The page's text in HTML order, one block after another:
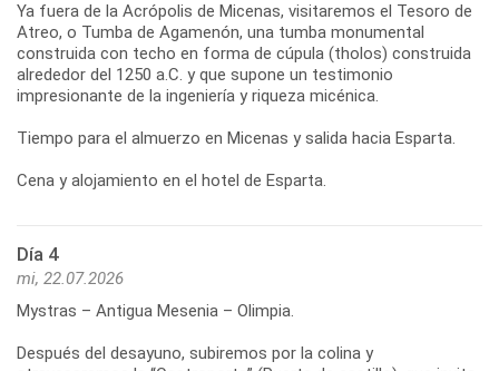
Ya fuera de la Acrópolis de Micenas, visitaremos el Tesoro de
Atreo, o Tumba de Agamenón, una tumba monumental
construida con techo en forma de cúpula (tholos) construida
alrededor del 1250 a.C. y que supone un testimonio
impresionante de la ingeniería y riqueza micénica.
Tiempo para el almuerzo en Micenas y salida hacia Esparta.
Cena y alojamiento en el hotel de Esparta.
Día 4
mi, 22.07.2026
Mystras – Antigua Mesenia – Olimpia.
Después del desayuno, subiremos por la colina y